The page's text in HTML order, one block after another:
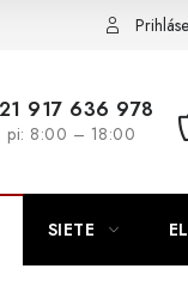
Napíšte nám
917 636 978
pi: 8:00 – 18:00
SIETE